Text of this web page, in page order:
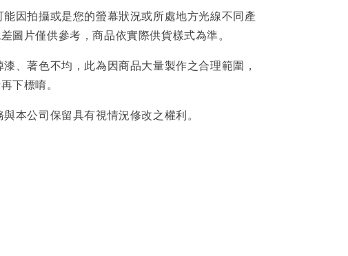
因拍攝或是您的螢幕狀況或所處地方光線不同產
圖片僅供參考，商品依實際供貨樣式為準。
、著色不均，此為因商品大量製作之合理範圍，
下標唷。
本公司保留具有視情況修改之權利。